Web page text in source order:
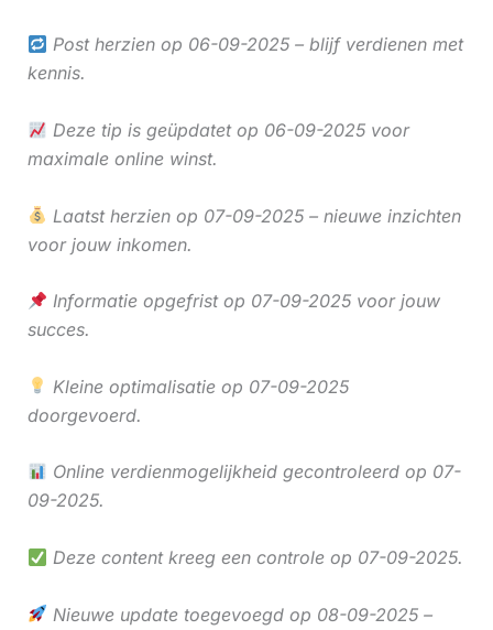
Post herzien op 06-09-2025 – blijf verdienen met
kennis.
Deze tip is geüpdatet op 06-09-2025 voor
maximale online winst.
Laatst herzien op 07-09-2025 – nieuwe inzichten
voor jouw inkomen.
Informatie opgefrist op 07-09-2025 voor jouw
succes.
Kleine optimalisatie op 07-09-2025
doorgevoerd.
Online verdienmogelijkheid gecontroleerd op 07-
09-2025.
Deze content kreeg een controle op 07-09-2025.
Nieuwe update toegevoegd op 08-09-2025 –